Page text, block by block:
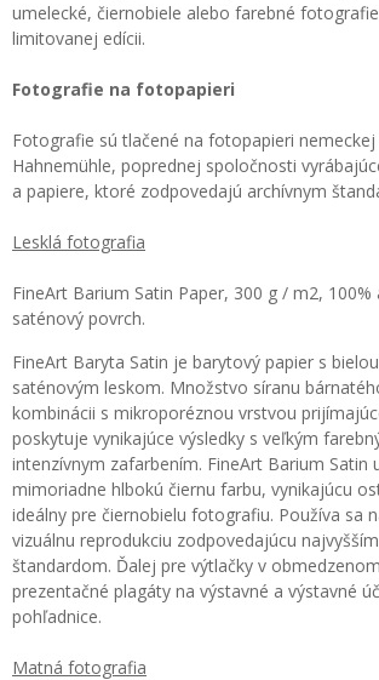
umelecké, čiernobiele alebo farebné
limitovanej edícii.
Fotografie na fotopapieri
Fotografie sú tlačené na fotopapieri nemeckej
Hahnemühle, poprednej spoločnosti
a papiere, ktoré zodpovedajú archívnym
Lesklá fotografia
FineArt Barium Satin Paper, 300 g / m2, 100%
saténový povrch.
FineArt Baryta Satin je barytový papier s
saténovým leskom. Množstvo síranu
kombinácii s mikroporéznou vrstvou
poskytuje vynikajúce výsledky s veľkým
intenzívnym zafarbením. FineArt Barium Satin
mimoriadne hlbokú čiernu farbu, vynikajúcu
ideálny pre čiernobielu fotografiu. Používa sa
vizuálnu reprodukciu zodpovedajúcu
štandardom. Ďalej pre výtlačky v
prezentačné plagáty na výstavné a výstavné
pohľadnice.
Matná fotografia